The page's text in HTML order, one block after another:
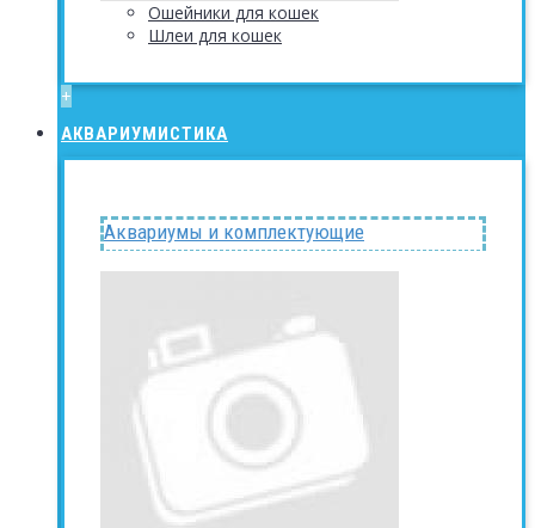
Ошейники для кошек
Шлеи для кошек
+
АКВАРИУМИСТИКА
Аквариумы и комплектующие